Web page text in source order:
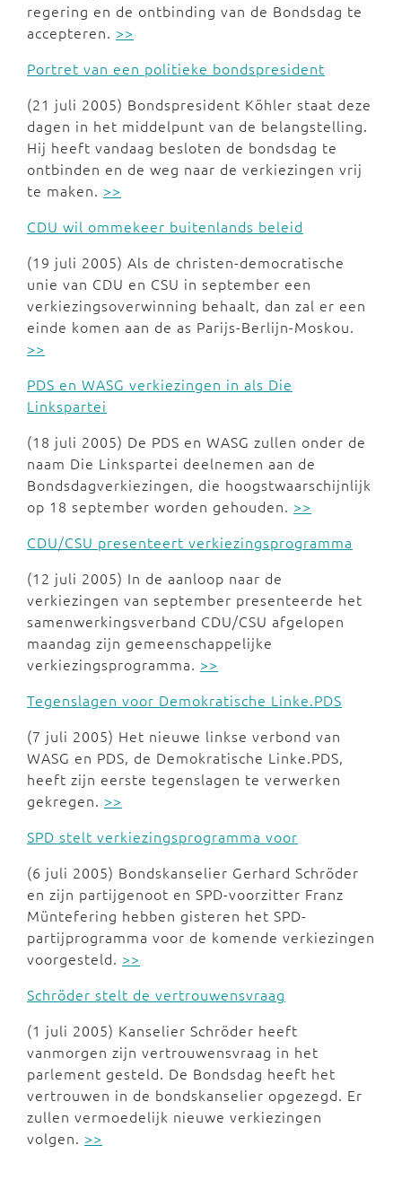
regering en de ontbinding van de Bondsdag te
accepteren. >>
Portret van een politieke bondspresident
(21 juli 2005) Bondspresident Köhler staat deze
dagen in het middelpunt van de belangstelling.
Hij heeft vandaag besloten de bondsdag te
ontbinden en de weg naar de verkiezingen vrij
te maken. >>
CDU wil ommekeer buitenlands beleid
(19 juli 2005) Als de christen-democratische
unie van CDU en CSU in september een
verkiezingsoverwinning behaalt, dan zal er een
einde komen aan de as Parijs-Berlijn-Moskou.
>>
PDS en WASG verkiezingen in als Die
Linkspartei
(18 juli 2005) De PDS en WASG zullen onder de
naam Die Linkspartei deelnemen aan de
Bondsdagverkiezingen, die hoogstwaarschijnlijk
op 18 september worden gehouden. >>
CDU/CSU presenteert verkiezingsprogramma
(12 juli 2005) In de aanloop naar de
verkiezingen van september presenteerde het
samenwerkingsverband CDU/CSU afgelopen
maandag zijn gemeenschappelijke
verkiezingsprogramma. >>
Tegenslagen voor Demokratische Linke.PDS
(7 juli 2005) Het nieuwe linkse verbond van
WASG en PDS, de Demokratische Linke.PDS,
heeft zijn eerste tegenslagen te verwerken
gekregen. >>
SPD stelt verkiezingsprogramma voor
(6 juli 2005) Bondskanselier Gerhard Schröder
en zijn partijgenoot en SPD-voorzitter Franz
Müntefering hebben gisteren het SPD-
partijprogramma voor de komende verkiezingen
voorgesteld. >>
Schröder stelt de vertrouwensvraag
(1 juli 2005) Kanselier Schröder heeft
vanmorgen zijn vertrouwensvraag in het
parlement gesteld. De Bondsdag heeft het
vertrouwen in de bondskanselier opgezegd. Er
zullen vermoedelijk nieuwe verkiezingen
volgen. >>